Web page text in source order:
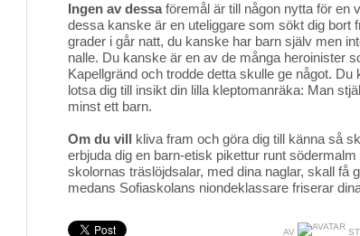
Ingen av dessaföremål är till någon nytta för en
dessa kanske är en uteliggare som sökt dig bort
grader i går natt, du kanske har barn själv men
nalle. Du kanske är en av de många heroinister
Kapellgränd och trodde detta skulle ge något.
lotsa dig till insikt din lilla kleptomanräka: Man
minst ett barn.
Om du vill kliva fram och göra dig till känna så
erbjuda dig en barn-etisk pikettur runt
skolornas träslöjdsalar, med dina naglar, skall få
medans Sofiaskolans niondeklassare friserar
AV